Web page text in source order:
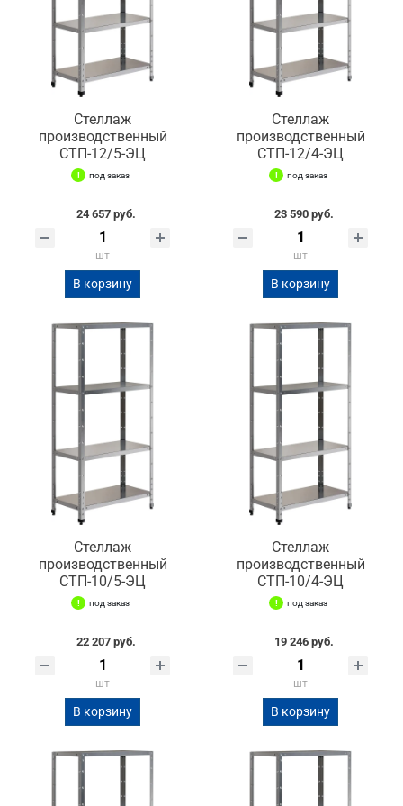
Стеллаж
производственный
СТП-12/5-ЭЦ
под заказ
24 657 руб.
шт
В корзину
Стеллаж
производственный
СТП-12/4-ЭЦ
под заказ
23 590 руб.
шт
В корзину
Стеллаж
производственный
СТП-10/5-ЭЦ
под заказ
22 207 руб.
шт
В корзину
Стеллаж
производственный
СТП-10/4-ЭЦ
под заказ
19 246 руб.
шт
В корзину